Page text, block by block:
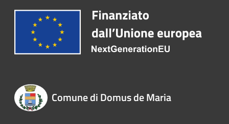
Comune di Domus de Maria